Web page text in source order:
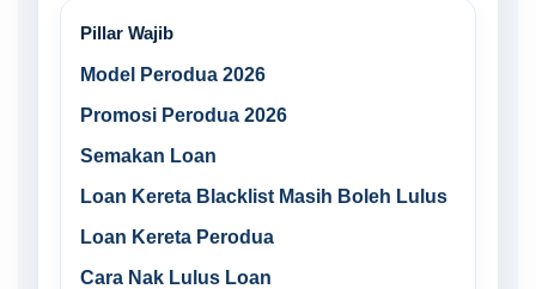
Pillar Wajib
Model Perodua 2026
Promosi Perodua 2026
Semakan Loan
Loan Kereta Blacklist Masih Boleh Lulus
Loan Kereta Perodua
Cara Nak Lulus Loan